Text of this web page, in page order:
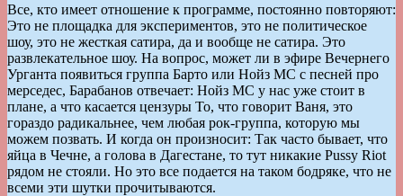
Все, кто имеет отношение к программе, постоянно повторяют:
Это не площадка для экспериментов, это не политическое
шоу, это не жесткая сатира, да и вообще не сатира. Это
развлекательное шоу. На вопрос, может ли в эфире Вечернего
Урганта появиться группа Барто или Нойз МС с песней про
мерседес, Барабанов отвечает: Нойз МС у нас уже стоит в
плане, а что касается цензуры То, что говорит Ваня, это
гораздо радикальнее, чем любая рок-группа, которую мы
можем позвать. И когда он произносит: Так часто бывает, что
яйца в Чечне, а голова в Дагестане, то тут никакие Pussy Riot
рядом не стояли. Но это все подается на таком бодряке, что не
всеми эти шутки прочитываются.